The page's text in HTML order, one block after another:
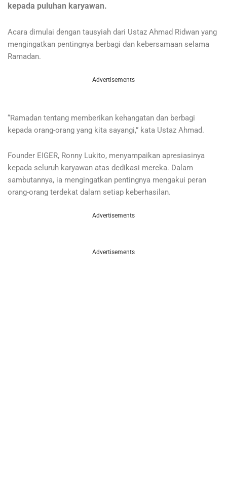
kepada puluhan karyawan.
Acara dimulai dengan tausyiah dari Ustaz Ahmad Ridwan yang
mengingatkan pentingnya berbagi dan kebersamaan selama
Ramadan.
Advertisements
“Ramadan tentang memberikan kehangatan dan berbagi
kepada orang-orang yang kita sayangi,” kata Ustaz Ahmad.
Founder EIGER, Ronny Lukito, menyampaikan apresiasinya
kepada seluruh karyawan atas dedikasi mereka. Dalam
sambutannya, ia mengingatkan pentingnya mengakui peran
orang-orang terdekat dalam setiap keberhasilan.
Advertisements
Advertisements